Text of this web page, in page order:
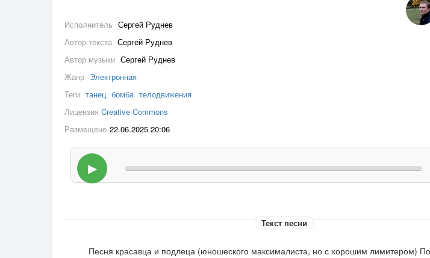
Исполнитель Сергей Руднев
Автор текста Сергей Руднев
Автор музыки Сергей Руднев
Жанр Электронная
Теги танец бомба телодвижения
Лицензия Creative Commons
Размещено 22.06.2025 20:06
▶
Текст песни
Песня красавца и подлеца (юношеского максималиста, но с хорошим лимитером)